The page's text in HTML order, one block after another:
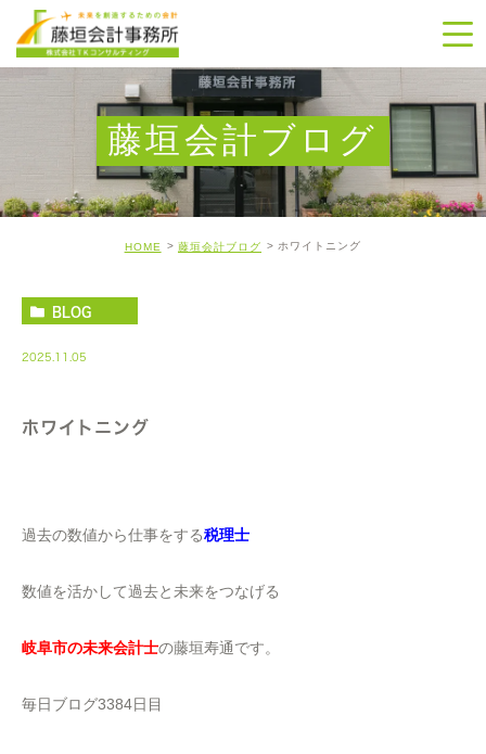
藤垣会計ブログ
HOME 藤垣会計ブログ ホワイトニング
BLOG
2025.11.05
ホワイトニング
過去の数値から仕事をする税理士
数値を活かして過去と未来をつなげる
岐阜市の未来会計士の藤垣寿通です。
毎日ブログ3384日目